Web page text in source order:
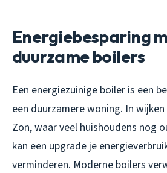
Energiebesparing
duurzame boilers
Een energiezuinige boiler is een
een duurzamere woning. In
Zon, waar veel huishoudens nog
kan een upgrade je
verminderen. Moderne boilers